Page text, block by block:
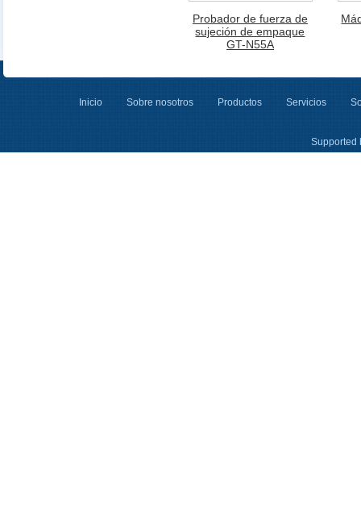
Probador de fuerza de
sujeción de empaque
GT-N55A
Inicio Sobre nosotros Productos Servicios
Supported